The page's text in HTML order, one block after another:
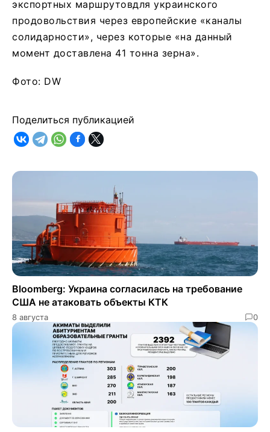
экспортных маршрутовдля украинского
продовольствия через европейские «каналы
солидарности», через которые «на данный
момент доставлена 41 тонна зерна».
Фото: DW
Поделиться публикацией
Bloomberg: Украина согласилась на требование
США не атаковать объекты КТК
8 августа 0